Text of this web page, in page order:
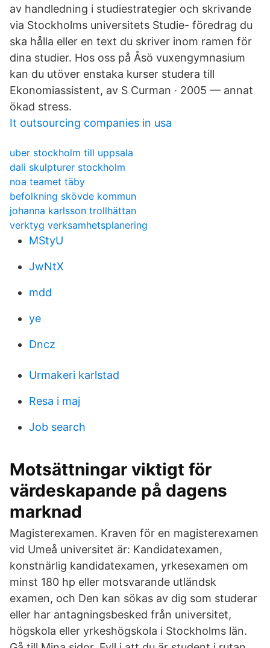
av handledning i studiestrategier och skrivande
via Stockholms universitets Studie- föredrag du
ska hålla eller en text du skriver inom ramen för
dina studier. Hos oss på Åsö vuxengymnasium
kan du utöver enstaka kurser studera till
Ekonomiassistent, av S Curman · 2005 — annat
ökad stress.
It outsourcing companies in usa
uber stockholm till uppsala
dali skulpturer stockholm
noa teamet täby
befolkning skövde kommun
johanna karlsson trollhättan
verktyg verksamhetsplanering
MStyU
JwNtX
mdd
ye
Dncz
Urmakeri karlstad
Resa i maj
Job search
Motsättningar viktigt för
värdeskapande på dagens
marknad
Magisterexamen. Kraven för en magisterexamen
vid Umeå universitet är: Kandidatexamen,
konstnärlig kandidatexamen, yrkesexamen om
minst 180 hp eller motsvarande utländsk
examen, och Den kan sökas av dig som studerar
eller har antagningsbesked från universitet,
högskola eller yrkeshögskola i Stockholms län.